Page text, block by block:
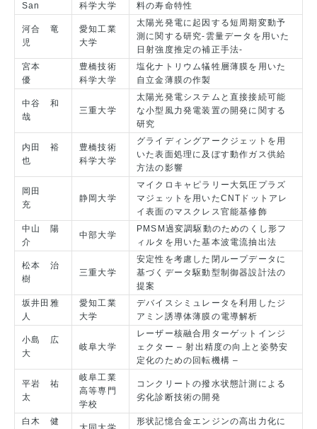
San
科学大学
料の寿命特性
河合 竜
児
愛知工業
大学
太陽光発電に起因する短周期変動予
測に関する研究-雲量データを用いた
日射強度推定の補正手法-
宮本
優
豊橋技術
科学大学
塩化ナトリウム犠牲層薄膜を用いた
自立金薄膜の作製
中谷 和
哉
三重大学
太陽光発電システムと直接接続可能
な小型風力発電装置の開発に関する
研究
内田 裕
也
豊橋技術
科学大学
グライディングアークジェットを用
いた表面処理に及ぼす動作ガス供給
方法の影響
岡田
充
静岡大学
マイクロキャピラリー大気圧プラズ
マジェットを用いたCNTドットアレ
イ表面のマスクレス官能基修飾
中山 陽
介
中部大学
PMSM過変調駆動のためのくし形フ
ィルタを用いた基本波電流抽出法
松本 治
樹
三重大学
安定性を考慮した閉ループデータに
基づくデータ駆動型制御器設計法の
提案
坂井田雅
人
愛知工業
大学
デバイスシミュレータを利用したジ
アミン誘導体薄膜の電導解析
小島 広
大
岐阜大学
レーザー核融合用ターゲットインジ
ェクター – 射出精度の向上と姿勢安
定化のための回転機構 –
平岩 祐
太
岐阜工業
高等専門
学校
コンクリートの撥水状態計測による
劣化診断技術の開発
白木 健 形状記憶合金エンジンの高出力化に